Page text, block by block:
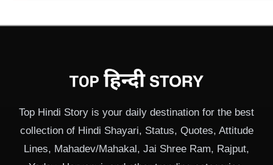
Top Hindi Story is your daily destination for the best
collection of Hindi Shayari, Status, Quotes, Attitude
Lines, Mahadev/Mahakal, Jai Shree Ram, Rajput,